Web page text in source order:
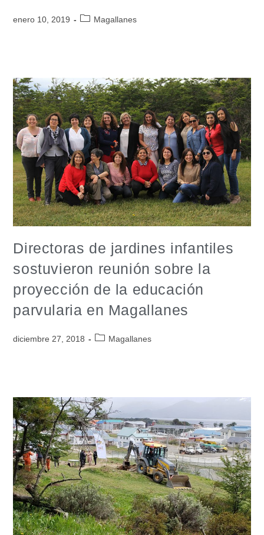
enero 10, 2019 Magallanes
Directoras de jardines infantiles
sostuvieron reunión sobre la
proyección de la educación
parvularia en Magallanes
diciembre 27, 2018 Magallanes